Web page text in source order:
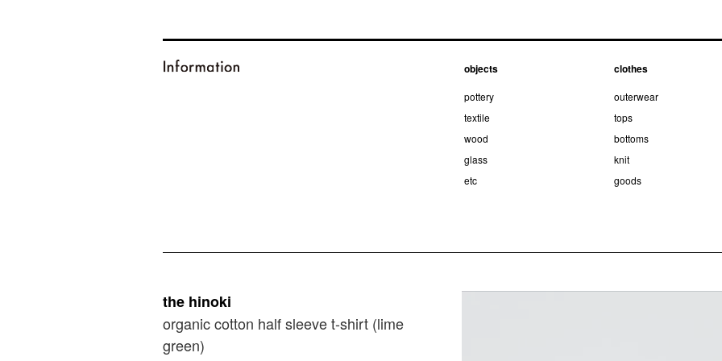
objects
pottery
textile
wood
glass
etc
clothes
outerwear
tops
bottoms
knit
goods
the hinoki
organic cotton half sleeve t-shirt (lime
green)